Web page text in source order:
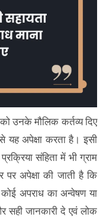
उनके मौलिक कर्तव्य दिए
अपेक्षा करता है। इसी
संहिता में भी ग्राम
अपेक्षा की जाती है कि
अपराध का अन्वेषण या
सही जानकारी दे एवं लोक